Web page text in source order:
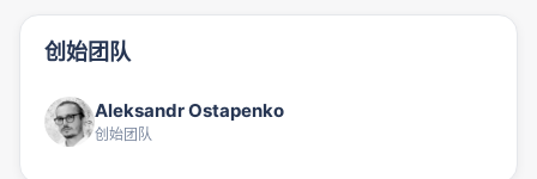
创始团队
Aleksandr Ostapenko
创始团队